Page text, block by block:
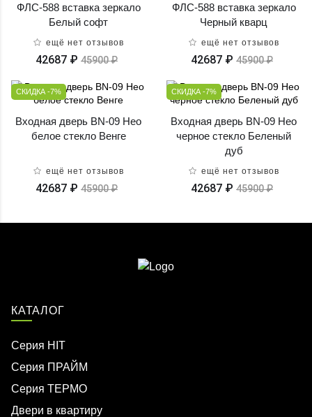
ФЛС-588 вставка зеркало
Белый софт
ещё нет отзывов
42687 ₽ 45900 ₽
ФЛС-588 вставка зеркало
Черный кварц
ещё нет отзывов
42687 ₽ 45900 ₽
СКИДКА -7%
Входная дверь BN-09 Нео
белое стекло Венге
ещё нет отзывов
42687 ₽ 45900 ₽
СКИДКА -7%
Входная дверь BN-09 Нео
черное стекло Беленый
дуб
ещё нет отзывов
42687 ₽ 45900 ₽
КАТАЛОГ
Серия HIT
Серия ПРАЙМ
Серия ТЕРМО
Двери в квартиру